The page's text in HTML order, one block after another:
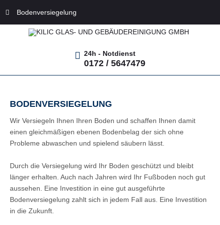
24h - Notdienst
0172 / 5647479
Bodenversiegelung
BODENVERSIEGELUNG
Wir Versiegeln Ihnen Ihren Boden und schaffen Ihnen damit
einen gleichmäßigen ebenen Bodenbelag der sich ohne
Probleme abwaschen und spielend säubern lässt.
Durch die Versiegelung wird Ihr Boden geschützt und bleibt
länger erhalten. Auch nach Jahren wird Ihr Fußboden noch gut
aussehen. Eine Investition in eine gut ausgeführte
Bodenversiegelung zahlt sich in jedem Fall aus. Eine Investition
in die Zukunft.